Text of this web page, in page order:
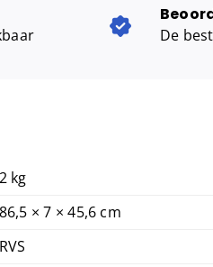
De
2 kg
86,5 × 7 × 45,6 cm
RVS